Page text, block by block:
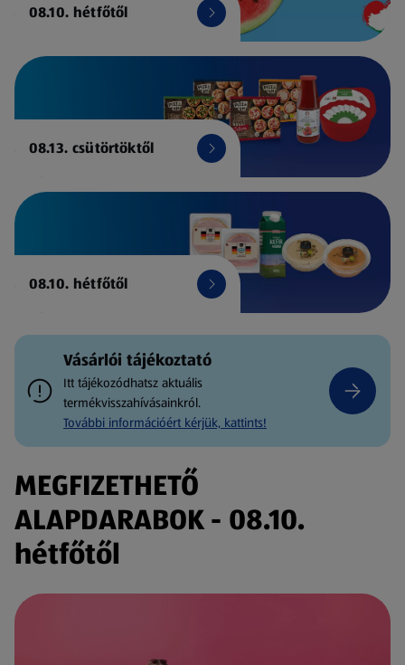
08.10. hétfőtől
08.13. csütörtöktől
08.10. hétfőtől
Vásárlói tájékoztató
Itt tájékozódhatsz aktuális
termékvisszahívásainkról.
További információért kérjük, kattints!
MEGFIZETHETŐ
ALAPDARABOK - 08.10.
hétfőtől